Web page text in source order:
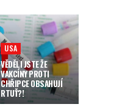
USA
VĚDĚLI JSTE ŽE
VAKCÍNY PROTI
CHŘIPCE OBSAHUJÍ
RTUŤ?!